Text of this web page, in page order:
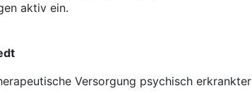
aktiv ein.
Versorgung psychisch erkrankter